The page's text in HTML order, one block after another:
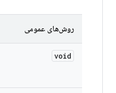
روش‌های عمومی
void